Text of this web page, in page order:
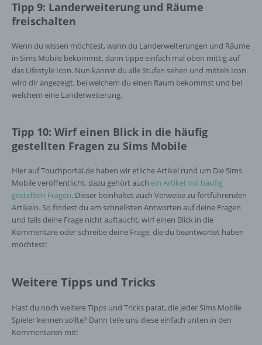
Tipp 9: Landerweiterung und Räume
freischalten
Wenn du wissen möchtest, wann du Landerweiterungen und Räume
in Sims Mobile bekommst, dann tippe einfach mal oben mittig auf
das Lifestyle Icon. Nun kannst du alle Stufen sehen und mittels Icon
wird dir angezeigt, bei welchem du einen Raum bekommst und bei
welchem eine Landerweiterung.
Tipp 10: Wirf einen Blick in die häufig
gestellten Fragen zu Sims Mobile
Hier auf Touchportal.de haben wir etliche Artikel rund um Die Sims
Mobile veröffentlicht, dazu gehört auch ein Artikel mit häufig
gestellten Fragen. Dieser beinhaltet auch Verweise zu fortführenden
Artikeln. So findest du am schnellsten Antworten auf deine Fragen
und falls deine Frage nicht auftaucht, wirf einen Blick in die
Kommentare oder schreibe deine Frage, die du beantwortet haben
möchtest!
Weitere Tipps und Tricks
Hast du noch weitere Tipps und Tricks parat, die jeder Sims Mobile
Spieler kennen sollte? Dann teile uns diese einfach unten in den
Kommentaren mit!
i) Empfänger
Person, Behörde, Einrichtung oder andere
Stelle, der personenbezogene Daten
offengelegt werden, unabhängig davon, ob
es sich bei ihr um einen Dritten handelt oder
nicht. Behörden, die im Rahmen eines
Mitgliedstaaten möglicherweise
personenbezogene Daten erhalten, gelten
jedoch nicht als Empfänger.
j) Dritter
Dritter ist eine natürliche oder juristische
Person, Behörde, Einrichtung oder andere
unmittelbaren Verantwortung des
Verantwortlichen oder des
Auftragsverarbeiters befugt sind, die
personenbezogenen Daten zu verarbeiten.